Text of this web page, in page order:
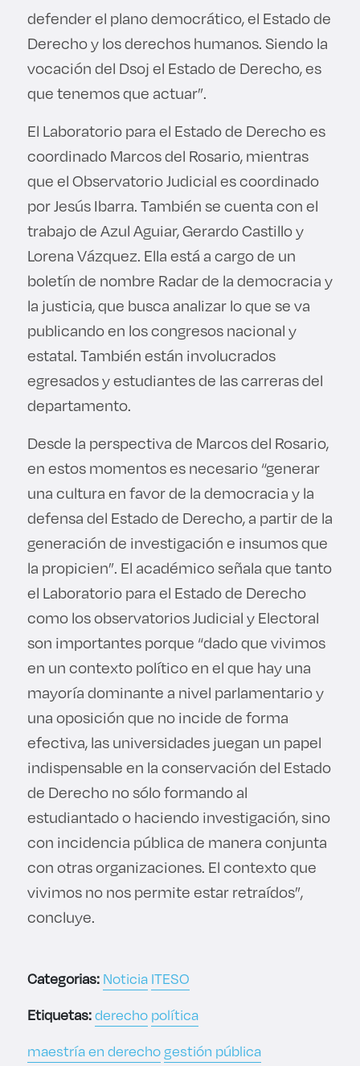
defender el plano democrático, el Estado de
Derecho y los derechos humanos. Siendo la
vocación del Dsoj el Estado de Derecho, es
que tenemos que actuar”.
El Laboratorio para el Estado de Derecho es
coordinado Marcos del Rosario, mientras
que el Observatorio Judicial es coordinado
por Jesús Ibarra. También se cuenta con el
trabajo de Azul Aguiar, Gerardo Castillo y
Lorena Vázquez. Ella está a cargo de un
boletín de nombre Radar de la democracia y
la justicia, que busca analizar lo que se va
publicando en los congresos nacional y
estatal. También están involucrados
egresados y estudiantes de las carreras del
departamento.
Desde la perspectiva de Marcos del Rosario,
en estos momentos es necesario “generar
una cultura en favor de la democracia y la
defensa del Estado de Derecho, a partir de la
generación de investigación e insumos que
la propicien”. El académico señala que tanto
el Laboratorio para el Estado de Derecho
como los observatorios Judicial y Electoral
son importantes porque “dado que vivimos
en un contexto político en el que hay una
mayoría dominante a nivel parlamentario y
una oposición que no incide de forma
efectiva, las universidades juegan un papel
indispensable en la conservación del Estado
de Derecho no sólo formando al
estudiantado o haciendo investigación, sino
con incidencia pública de manera conjunta
con otras organizaciones. El contexto que
vivimos no nos permite estar retraídos”,
concluye.
Categorias:Noticia ITESO
Etiquetas:derecho política
maestría en derecho gestión pública